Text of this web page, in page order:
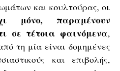
και κουλτούρας, οι
μόνο, παραμένουν
σε τέτοια φαινόμενα,
τη μία είναι δομημένες
και επιβολής,